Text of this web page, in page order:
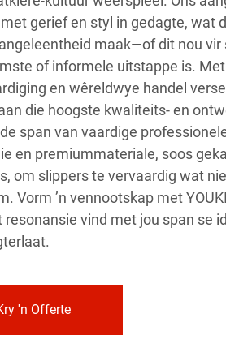
gerief en styl in gedagte, wat
maak—of dit nou vir
of informele uitstappe is.
en wêreldwye handel
die hoogste kwaliteits- en
span van vaardige
en premiummateriale, soos
om slippers te vervaardig wat
Vorm ’n vennootskap met
resonansie vind met jou span se
'n Offerte